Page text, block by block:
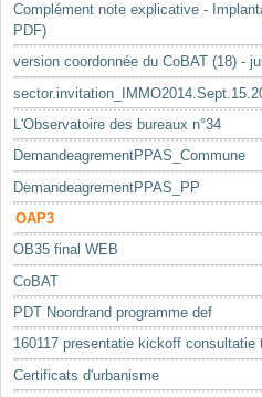
Complément note explicative -
PDF)
version coordonnée du CoBAT (18) -
L'Observatoire des bureaux n°34
DemandeagrementPPAS_Commune
DemandeagrementPPAS_PP
OAP3
OB35 final WEB
CoBAT
PDT Noordrand programme def
160117 presentatie kickoff consultatie
Certificats d'urbanisme